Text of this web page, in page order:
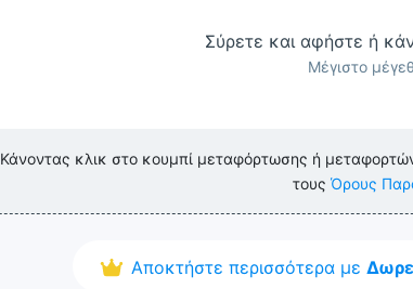
Σύρετε και αφήστε ή
Μέγιστο
Κάνοντας κλικ στο κουμπί μεταφόρτωσης ή
τους Όρους
Αποκτήστε περισσότερα με